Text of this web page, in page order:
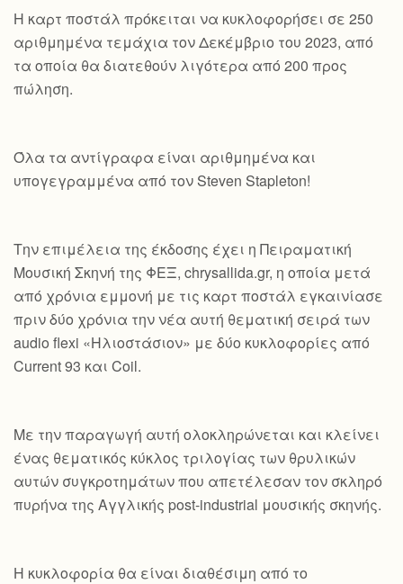
Η καρτ ποστάλ πρόκειται να κυκλοφορήσει σε 250
αριθμημένα τεμάχια τον Δεκέμβριο του 2023, από
τα οποία θα διατεθούν λιγότερα από 200 προς
πώληση.
Όλα τα αντίγραφα είναι αριθμημένα και
υπογεγραμμένα από τον Steven Stapleton!
Την επιμέλεια της έκδοσης έχει η Πειραματική
Μουσική Σκηνή της ΦΕΞ, chrysallida.gr, η οποία μετά
από χρόνια εμμονή με τις καρτ ποστάλ εγκαινίασε
πριν δύο χρόνια την νέα αυτή θεματική σειρά των
audio flexi «Ηλιοστάσιον» με δύο κυκλοφορίες από
Current 93 και Coil.
Με την παραγωγή αυτή ολοκληρώνεται και κλείνει
ένας θεματικός κύκλος τριλογίας των θρυλικών
αυτών συγκροτημάτων που απετέλεσαν τον σκληρό
πυρήνα της Αγγλικής post-industrial μουσικής σκηνής.
Η κυκλοφορία θα είναι διαθέσιμη από το